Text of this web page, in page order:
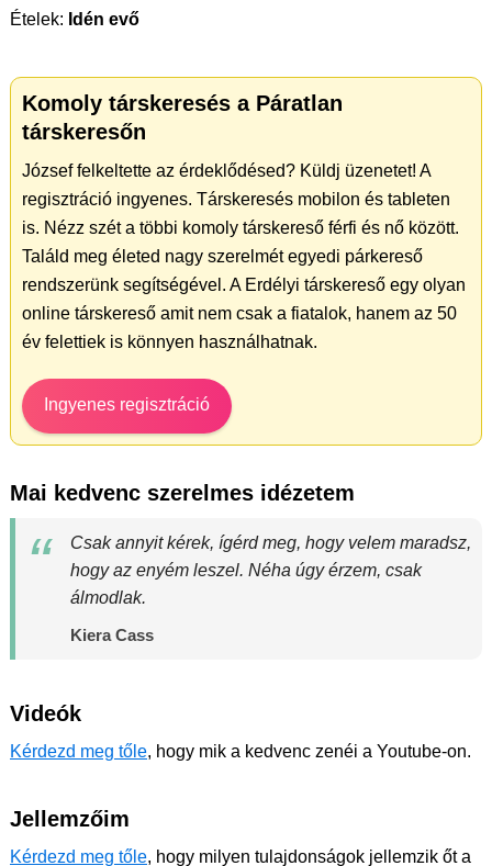
Ételek: Idén evő
Komoly társkeresés a Páratlan
társkeresőn
József felkeltette az érdeklődésed? Küldj üzenetet! A
regisztráció ingyenes. Társkeresés mobilon és tableten
is. Nézz szét a többi komoly társkereső férfi és nő között.
Találd meg életed nagy szerelmét egyedi párkereső
rendszerünk segítségével. A Erdélyi társkereső egy olyan
online társkereső amit nem csak a fiatalok, hanem az 50
év felettiek is könnyen használhatnak.
Ingyenes regisztráció
Mai kedvenc szerelmes idézetem
Csak annyit kérek, ígérd meg, hogy velem maradsz,
hogy az enyém leszel. Néha úgy érzem, csak
álmodlak.
Kiera Cass
Videók
Kérdezd meg tőle, hogy mik a kedvenc zenéi a Youtube-on.
Jellemzőim
Kérdezd meg tőle, hogy milyen tulajdonságok jellemzik őt a